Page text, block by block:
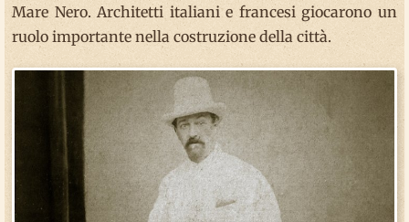
Mare Nero. Architetti italiani e francesi giocarono un
ruolo importante nella costruzione della città.